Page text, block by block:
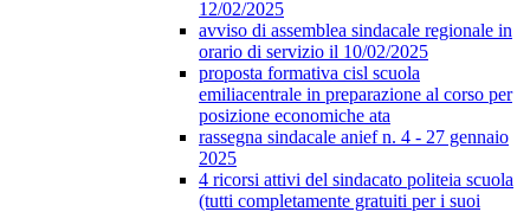
12/02/2025
avviso di assemblea sindacale regionale in
orario di servizio il 10/02/2025
proposta formativa cisl scuola
emiliacentrale in preparazione al corso per
posizione economiche ata
rassegna sindacale anief n. 4 - 27 gennaio
2025
4 ricorsi attivi del sindacato politeia scuola
(tutti completamente gratuiti per i suoi